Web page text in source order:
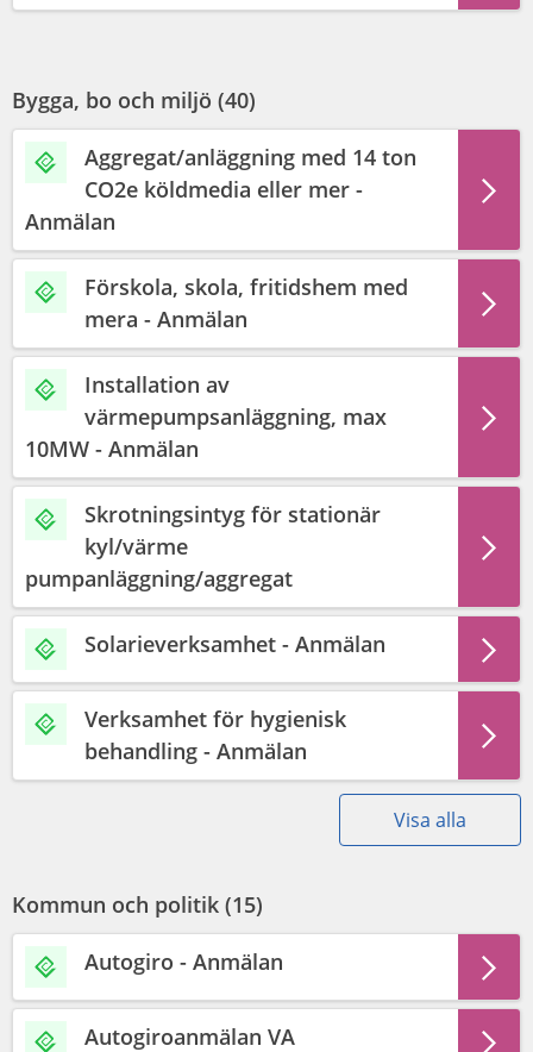
Bygga, bo och miljö (40)
Aggregat/anläggning med 14 ton
CO2e köldmedia eller mer -
Anmälan
Förskola, skola, fritidshem med
mera - Anmälan
Installation av
värmepumpsanläggning, max
10MW - Anmälan
Skrotningsintyg för stationär
kyl/värme
pumpanläggning/aggregat
Solarieverksamhet - Anmälan
Verksamhet för hygienisk
behandling - Anmälan
Visa alla
Kommun och politik (15)
Autogiro - Anmälan
Autogiroanmälan VA